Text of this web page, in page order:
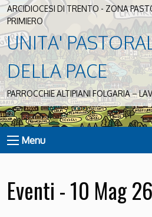
ARCIDIOCESI DI TRENTO - ZONA
PRIMIERO
UNITA'
DELLA PACE
PARROCCHIE ALTIPIANI FOLGARIA –
Menu
Eventi - 10 Mag 26